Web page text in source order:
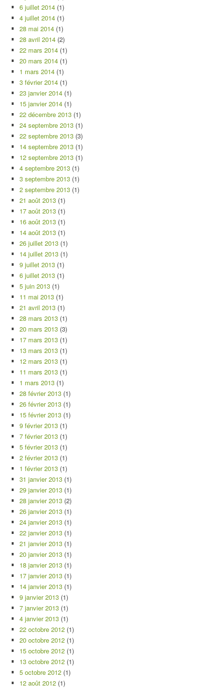
6 juillet 2014 (1)
4 juillet 2014 (1)
28 mai 2014 (1)
28 avril 2014 (2)
22 mars 2014 (1)
20 mars 2014 (1)
1 mars 2014 (1)
3 février 2014 (1)
23 janvier 2014 (1)
15 janvier 2014 (1)
22 décembre 2013 (1)
24 septembre 2013 (1)
22 septembre 2013 (3)
14 septembre 2013 (1)
12 septembre 2013 (1)
4 septembre 2013 (1)
3 septembre 2013 (1)
2 septembre 2013 (1)
21 août 2013 (1)
17 août 2013 (1)
16 août 2013 (1)
14 août 2013 (1)
26 juillet 2013 (1)
14 juillet 2013 (1)
9 juillet 2013 (1)
6 juillet 2013 (1)
5 juin 2013 (1)
11 mai 2013 (1)
21 avril 2013 (1)
28 mars 2013 (1)
20 mars 2013 (3)
17 mars 2013 (1)
13 mars 2013 (1)
12 mars 2013 (1)
11 mars 2013 (1)
1 mars 2013 (1)
28 février 2013 (1)
26 février 2013 (1)
15 février 2013 (1)
9 février 2013 (1)
7 février 2013 (1)
5 février 2013 (1)
2 février 2013 (1)
1 février 2013 (1)
31 janvier 2013 (1)
29 janvier 2013 (1)
28 janvier 2013 (2)
26 janvier 2013 (1)
24 janvier 2013 (1)
22 janvier 2013 (1)
21 janvier 2013 (1)
20 janvier 2013 (1)
18 janvier 2013 (1)
17 janvier 2013 (1)
14 janvier 2013 (1)
9 janvier 2013 (1)
7 janvier 2013 (1)
4 janvier 2013 (1)
22 octobre 2012 (1)
20 octobre 2012 (1)
15 octobre 2012 (1)
13 octobre 2012 (1)
5 octobre 2012 (1)
12 août 2012 (1)